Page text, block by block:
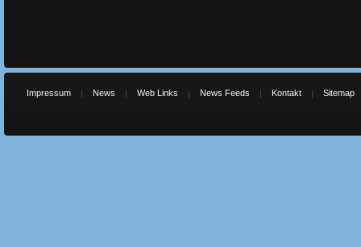
Impressum News Web Links News Feeds Kontakt Sitemap